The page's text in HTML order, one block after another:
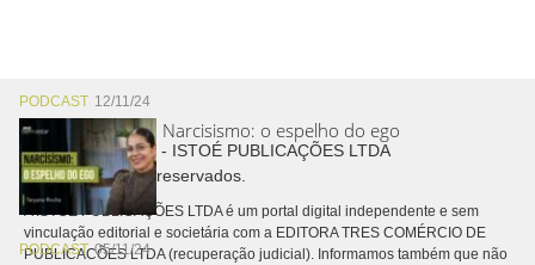
PODCAST 12/11/24
Narcisismo: o espelho do ego
PODCAST05/11/24
Copyright © 2026 - ISTOÉ PUBLICAÇÕES LTDA
Todos os direitos reservados.
A ISTOÉ PUBLICAÇÕES LTDA é um portal digital independente e sem
vinculação editorial e societária com a EDITORA TRES COMÉRCIO DE
PUBLICACÕES LTDA (recuperação judicial). Informamos também que não